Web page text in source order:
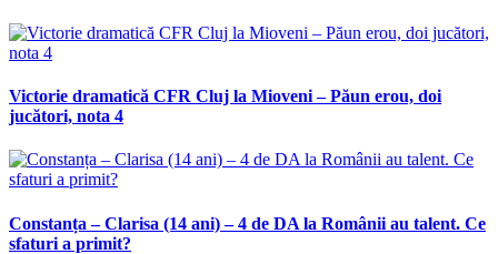
Victorie dramatică CFR Cluj la Mioveni – Păun erou, doi
jucători, nota 4
Constanța – Clarisa (14 ani) – 4 de DA la Românii au talent. Ce
sfaturi a primit?